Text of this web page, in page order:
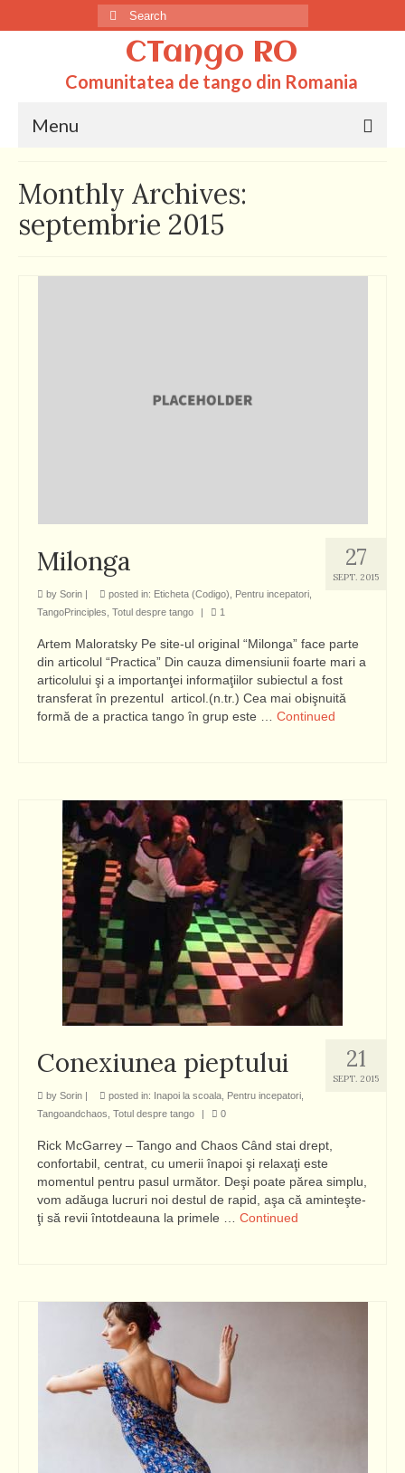
Search
for:
CTango RO
Comunitatea de tango din Romania
Menu
Totul despre tango
Monthly Archives:
septembrie 2015
27
SEPT. 2015
Milonga
by Sorin | posted in: Eticheta (Codigo) Pentru incepatori
TangoPrinciples Totul despre tango | 1
Artem Maloratsky Pe site-ul original “Milonga” face parte
din articolul “Practica” Din cauza dimensiunii foarte mari a
articolului şi a importanţei informaţiilor subiectul a fost
transferat în prezentul articol.(n.tr.) Cea mai obişnuită
formă de a practica tango în grup este … Continued
21
SEPT. 2015
Conexiunea pieptului
by Sorin | posted in: Inapoi la scoala Pentru incepatori
Tangoandchaos Totul despre tango | 0
Rick McGarrey – Tango and Chaos Când stai drept,
confortabil, centrat, cu umerii înapoi şi relaxaţi este
momentul pentru pasul următor. Deşi poate părea simplu,
vom adăuga lucruri noi destul de rapid, aşa că aminteşte-
ţi să revii întotdeauna la primele … Continued